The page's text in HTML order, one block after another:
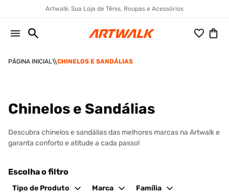
Artwalk: Sua Loja de Tênis, Roupas e Acessórios
CHINELOS E SANDÁLIAS
Chinelos e Sandálias
Descubra chinelos e sandálias das melhores marcas na Artwalk e
garanta conforto e atitude a cada passo!
Escolha o filtro
Tipo de Produto Marca Família